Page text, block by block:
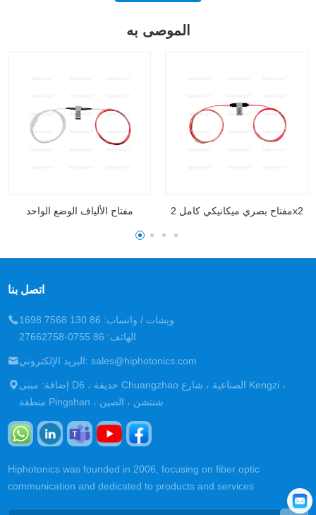
الموصى به
الألياف البصرية ميمز سويث
اتصل بنا
ويشات / واتساب: 86 130 7568 1698
الهاتف: 86 0755-27662758
البريد الإلكتروني: sales@hiphotonics.com
إضافة: مبنى D6 ، حديقة Chuangzhao الصناعية ، شارع Kengzi ،
منطقة Pingshan ، شنتشن ، الصين
Hiphotonics was founded in 2006, focusing on fiber optic
communication and dedicated to products and services